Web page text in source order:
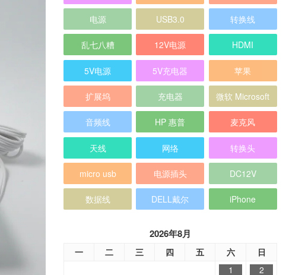
电源 USB3.0 转换线
乱七八糟 12V电源 HDMI
5V电源 5V充电器 苹果
扩展坞 充电器 微软 Microsoft
音频线 HP 惠普 麦克风
天线 网络 转换头
micro usb 电源插头 DC12V
数据线 DELL戴尔 iPhone
2026年8月
一 二 三 四 五 六
日
1
2